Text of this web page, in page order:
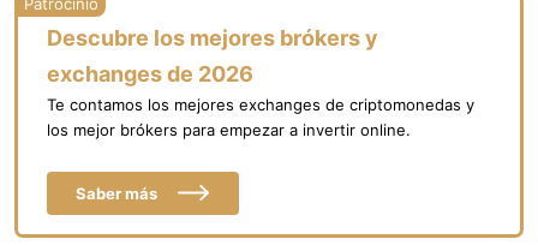
Descubre los mejores brókers y
exchanges de 2026
Te contamos los mejores exchanges de criptomonedas y
los mejor brókers para empezar a invertir online.
Saber más